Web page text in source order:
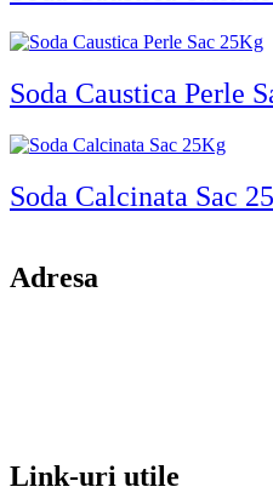
Soda Caustica Perle
Soda Calcinata Sac
Adresa
Link-uri utile